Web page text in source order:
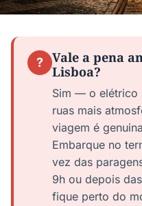
?
Vale a pena
Lisboa?
Sim — o elétrico
ruas mais
viagem é
Embarque no
vez das
9h ou depois
fique perto do